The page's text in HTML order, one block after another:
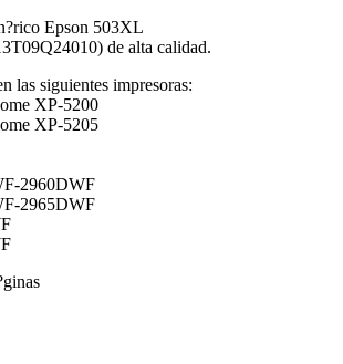
Epson 503XL
de alta calidad.
las siguientes impresoras:
XP-5200
XP-5205
2960DWF
2965DWF